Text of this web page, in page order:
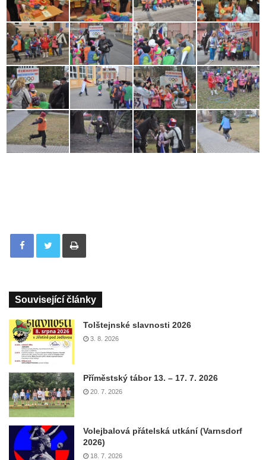
Tisknout
Související články
Tolštejnské slavnosti 2026
3. 8. 2026
Příměstský tábor 13. – 17. 7. 2026
20. 7. 2026
Volejbalová přátelská utkání (Varnsdorf
2026)
18. 7. 2026